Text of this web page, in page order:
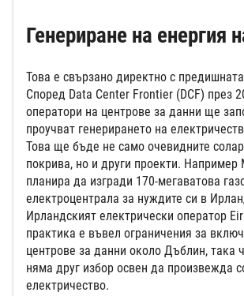
Генериране на енергия
Това е свързано директно с
Според Data Center Frontier (DCF) през
оператори на центрове за данни ще
проучват генерирането на
Това ще бъде не само очевидните
покрива, но и други проекти. Например
планира да изгради 170-мегаватова
електроцентрала за нуждите си в
Ирландският електрически оператор
практика е въвел ограничения за
центрове за данни около Дъблин, така
няма друг избор освен да произвежда
електричество.